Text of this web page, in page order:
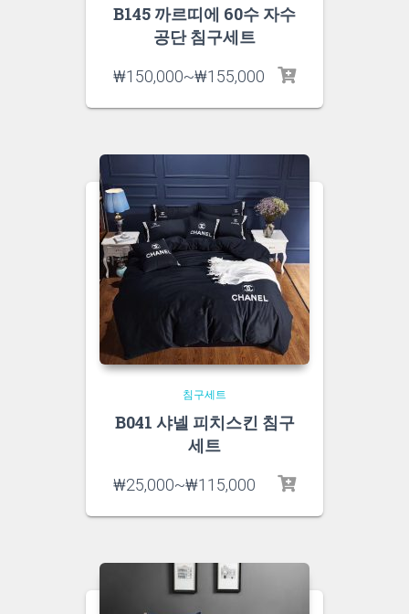
B145 까르띠에 60수 자수
공단 침구세트
₩150,000~₩155,000
침구세트
B041 샤넬 피치스킨 침구
세트
₩25,000~₩115,000